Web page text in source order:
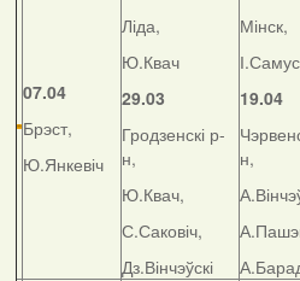
07.04
Брэст,
Ю.Янкевіч
Ліда,
Ю.Квач
29.03
Гродзенскі р-
н,
Ю.Квач,
С.Саковіч,
Дз.Вінчэўскі
Мінск,
19.04
н,